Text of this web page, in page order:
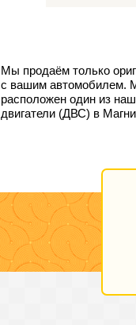
Мы продаём только
с вашим автомобилем.
расположен один из
двигатели (ДВС) в